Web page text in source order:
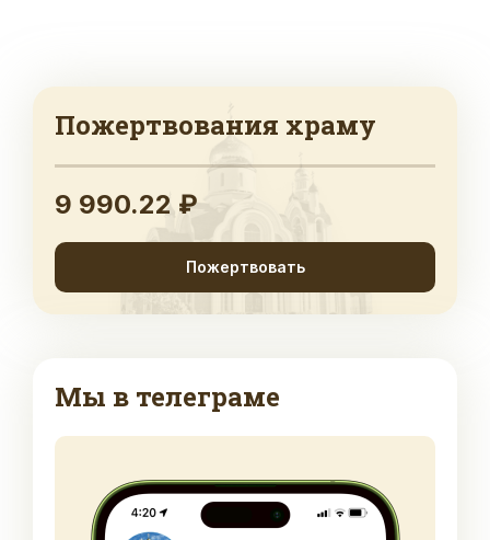
Пожертвования храму
9 990.22 ₽
Пожертвовать
Мы в телеграме